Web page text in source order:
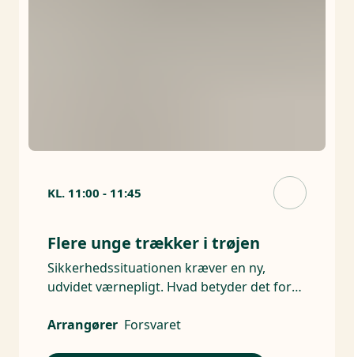
KL. 11:00 - 11:45
Flere unge trækker i trøjen
Sikkerhedssituationen kræver en ny,
udvidet værnepligt. Hvad betyder det for
Arrangører Forsvaret